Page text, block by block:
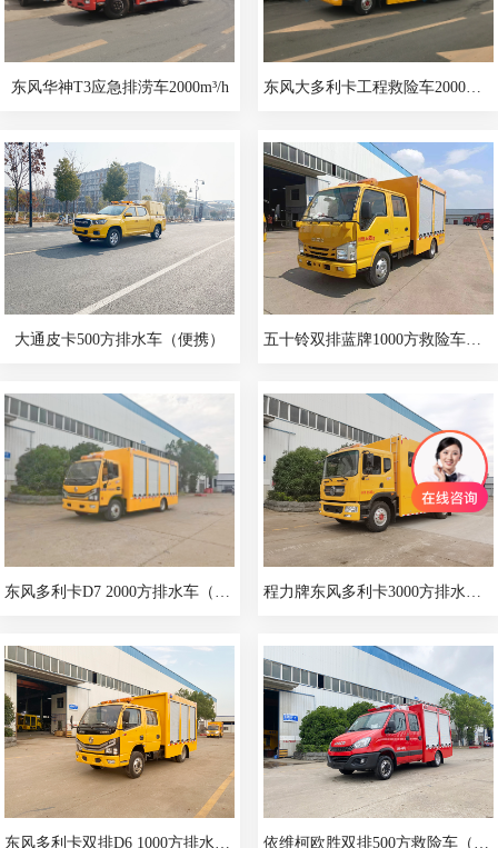
东风华神T3应急排涝车2000m³/h 东风大多利卡工程救险车2000m³/h
大通皮卡500方排水车（便携） 五十铃双排蓝牌1000方救险车（便携）
东风多利卡双排D6 1000方排水车（便携） 依维柯欧胜双排500方救险车（便携）